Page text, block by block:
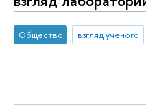
Общество взгляд ученого